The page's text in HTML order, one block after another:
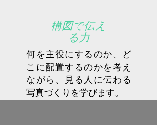
構図で伝え
る力
何を主役にするのか、ど
こに配置するのかを考え
ながら、見る人に伝わる
写真づくりを学びます。